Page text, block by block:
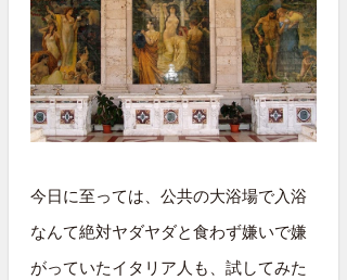
今日に至っては、公共の大浴場で入浴
なんて絶対ヤダヤダと食わず嫌いで嫌
がっていたイタリア人も、試してみた